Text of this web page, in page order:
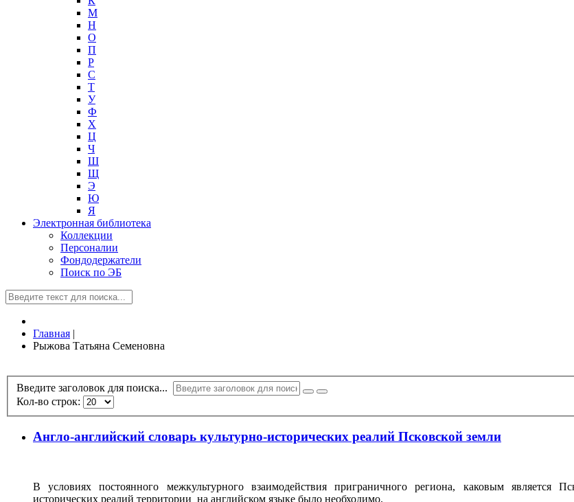
М
Н
О
П
Р
С
Т
У
Ф
Х
Ц
Ч
Ш
Щ
Э
Ю
Я
Электронная библиотека
Коллекции
Персоналии
Фондодержатели
Поиск по ЭБ
Главная |
Рыжова Татьяна Семеновна
Введите заголовок для поиска...
Кол-во строк:
Англо-английский словарь культурно-исторических реалий Псковской земли
В условиях постоянного межкультурного взаимодействия приграничного региона, каковым является
исторических реалий территории на английском языке было необходимо.